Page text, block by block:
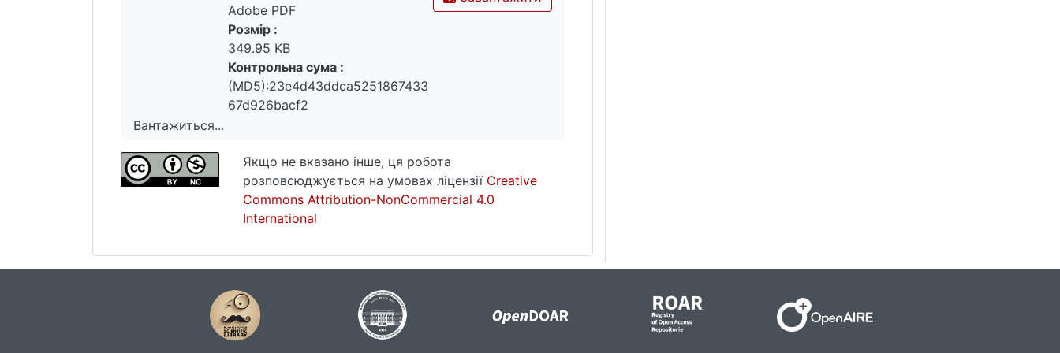
Вантажиться...
Вантажиться...
Adobe PDF
Розмір :
349.95 KB
Контрольна сума :
(MD5):23e4d43ddca5251867433
67d926bacf2
Якщо не вказано інше, ця робота
розповсюджується на умовах ліцензії Creative
Commons Attribution-NonCommercial 4.0
International